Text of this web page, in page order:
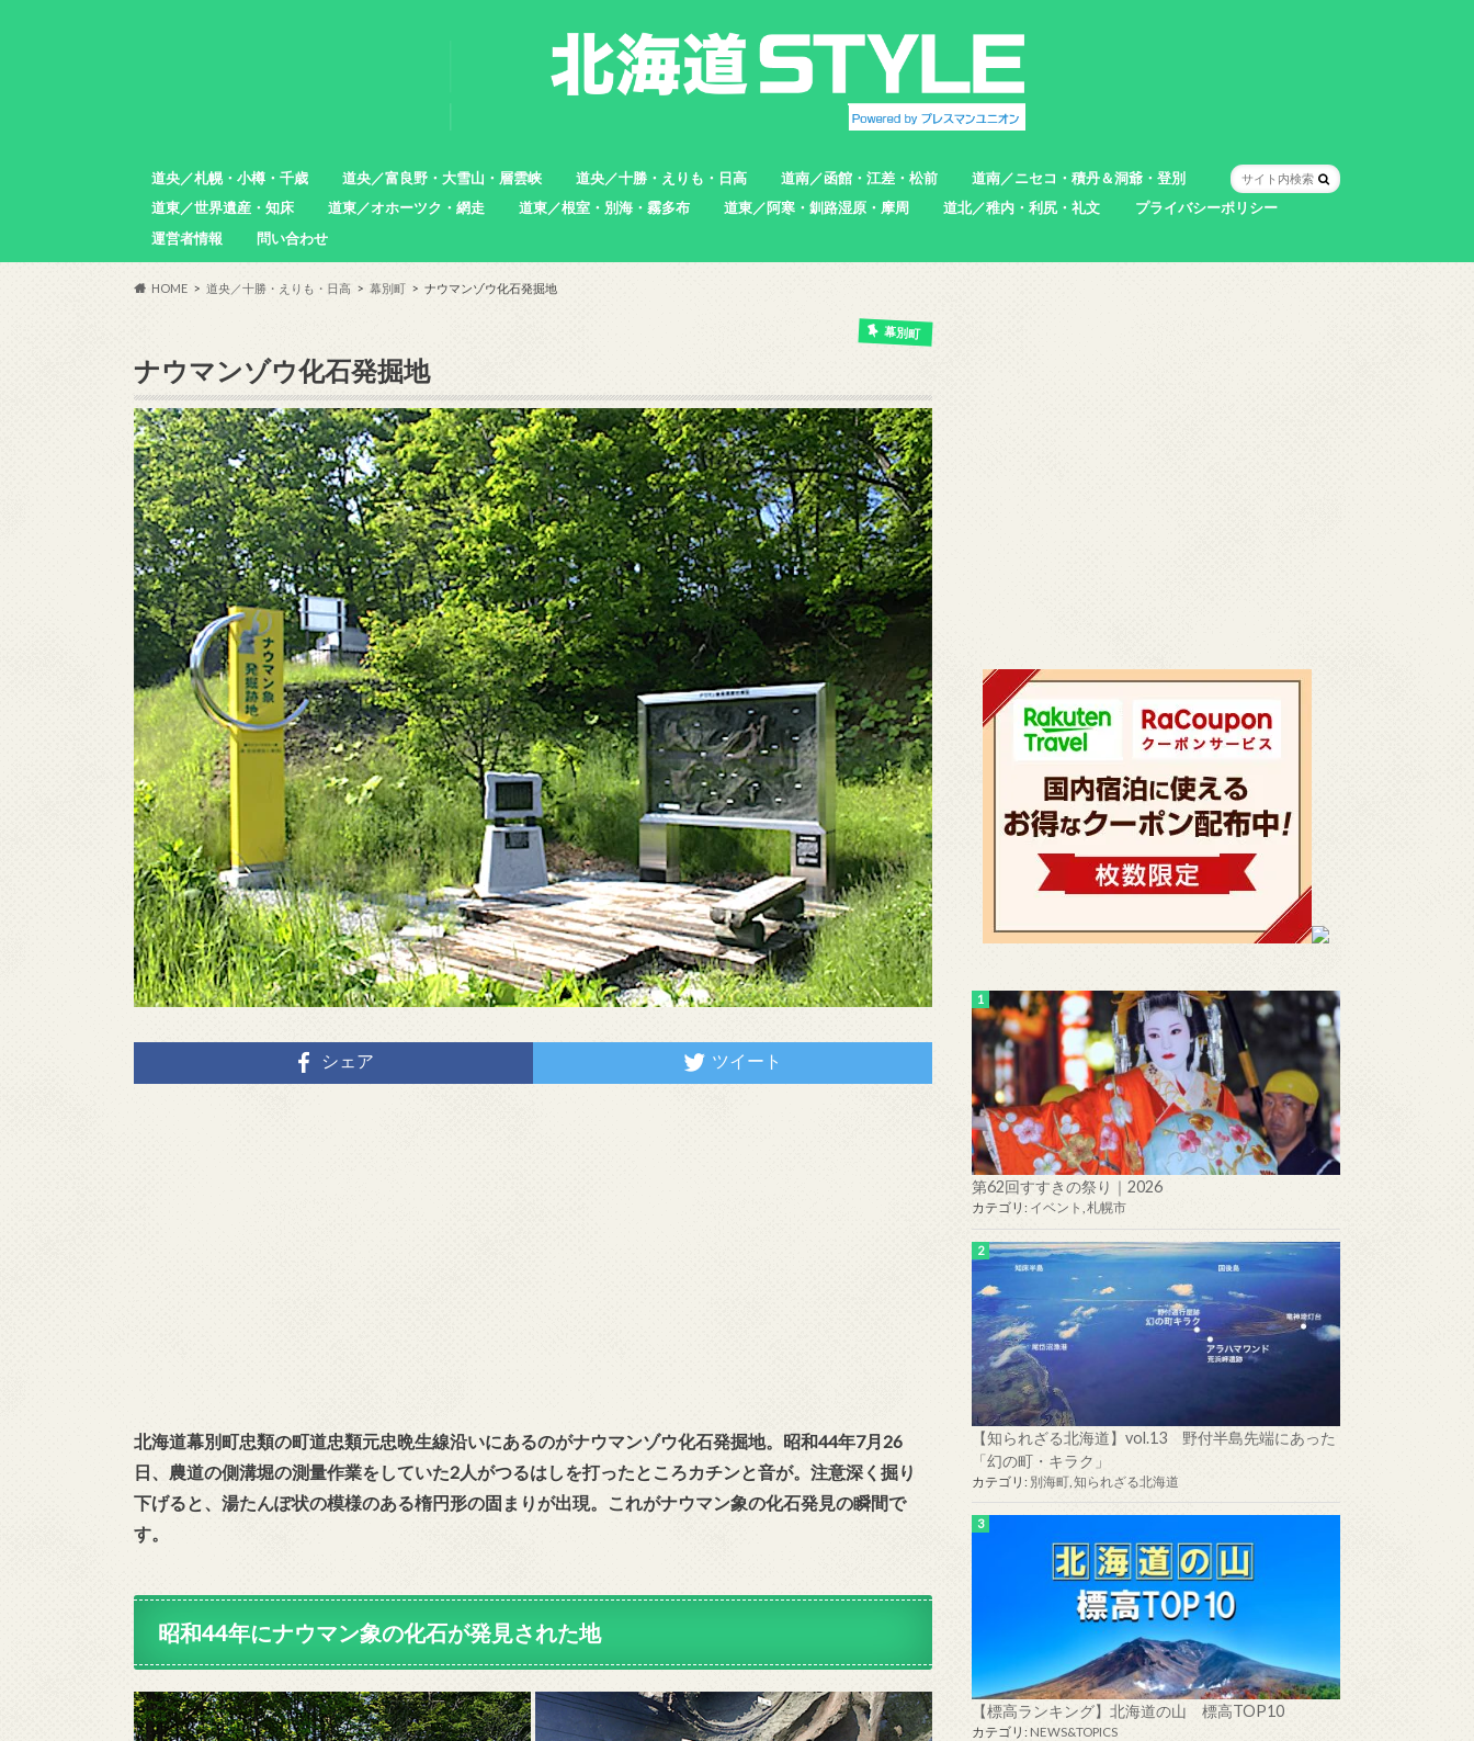
道央／札幌・小樽・千歳
札幌市
小樽市
石狩市
北広島市
恵庭市
千歳市
苫小牧市
道央／富良野・大雪山・層雲峡
中富良野町
東川町
沼田町
幌加内町
増毛町
道央／十勝・えりも・日高
帯広市
えりも町
新ひだか町
足寄町
道南／函館・江差・松前
函館市
北斗市
七飯町
松前町
江差町
上ノ国町
道南／ニセコ・積丹＆洞爺・登別
室蘭市
登別市
洞爺湖町
真狩村
共和町
壮瞥町
積丹町
神恵内村
道東／世界遺産・知床
羅臼町
斜里町
道東／オホーツク・網走 道東／根室・別海・霧多布 道東／阿寒・釧路湿原・摩周 道北／稚内・利尻・礼文
プライバシーポリシー
運営者情報
問い合わせ
HOME 道央／十勝・えりも・日高 幕別町 ナウマンゾウ化石発掘地
幕別町
ナウマンゾウ化石発掘地
シェア ツイート
北海道幕別町忠類の町道忠類元忠晩生線沿いにあるのがナウマンゾウ化石発掘地。昭和44年7月26
日、農道の側溝堀の測量作業をしていた2人がつるはしを打ったところカチンと音が。注意深く掘り
下げると、湯たんぽ状の模様のある楕円形の固まりが出現。これがナウマン象の化石発見の瞬間で
す。
昭和44年にナウマン象の化石が発見された地
第62回すすきの祭り｜2026
カテゴリ: イベント 札幌市
【知られざる北海道】vol.13 野付半島先端にあった
「幻の町・キラク」
カテゴリ: 別海町 知られざる北海道
【標高ランキング】北海道の山 標高TOP10
カテゴリ: NEWS&TOPICS